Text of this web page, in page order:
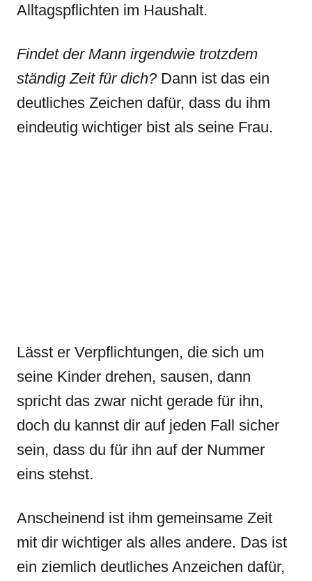
Alltagspflichten im Haushalt.
Findet der Mann irgendwie trotzdem
ständig Zeit für dich?Dann ist das ein
deutliches Zeichen dafür, dass du ihm
eindeutig wichtiger bist als seine Frau.
Lässt er Verpflichtungen, die sich um
seine Kinder drehen, sausen, dann
spricht das zwar nicht gerade für ihn,
doch du kannst dir auf jeden Fall sicher
sein, dass du für ihn auf der Nummer
eins stehst.
Anscheinend ist ihm gemeinsame Zeit
mit dir wichtiger als alles andere. Das ist
ein ziemlich deutliches Anzeichen dafür,